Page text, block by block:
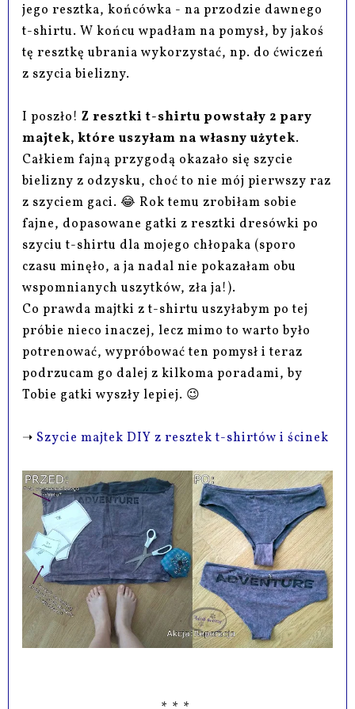
jego resztka, końcówka - na przodzie dawnego
t-shirtu. W końcu wpadłam na pomysł, by jakoś
tę resztkę ubrania wykorzystać, np. do ćwiczeń
z szycia bielizny.
I poszło!Z resztki t-shirtu powstały 2 pary
majtek, które uszyłam na własny użytek.
Całkiem fajną przygodą okazało się szycie
bielizny z odzysku, choć to nie mój pierwszy raz
z szyciem gaci. 😂 Rok temu zrobiłam sobie
fajne, dopasowane gatki z resztki dresówki po
szyciu t-shirtu dla mojego chłopaka (sporo
czasu minęło, a ja nadal nie pokazałam obu
wspomnianych uszytków, zła ja!).
Co prawda majtki z t-shirtu uszyłabym po tej
próbie nieco inaczej, lecz mimo to warto było
potrenować, wypróbować ten pomysł i teraz
podrzucam go dalej z kilkoma poradami, by
Tobie gatki wyszły lepiej. 😉
➝ Szycie majtek DIY z resztek t-shirtów i ścinek